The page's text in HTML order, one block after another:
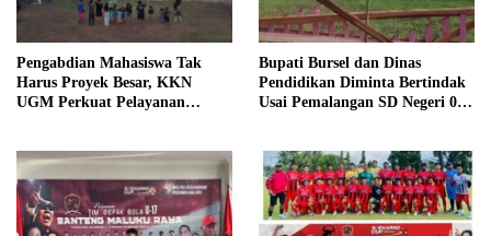
Pengabdian Mahasiswa Tak
Harus Proyek Besar, KKN
UGM Perkuat Pelayanan
Bupati Bursel dan Dinas
Pendidikan Diminta Bertindak
Usai Pemalangan SD Negeri 09